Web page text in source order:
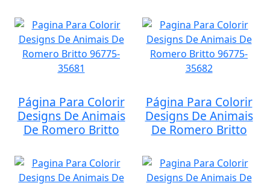
Página Para Colorir
Designs De Animais
De Romero Britto
Página Para Colorir
Designs De Animais
De Romero Britto